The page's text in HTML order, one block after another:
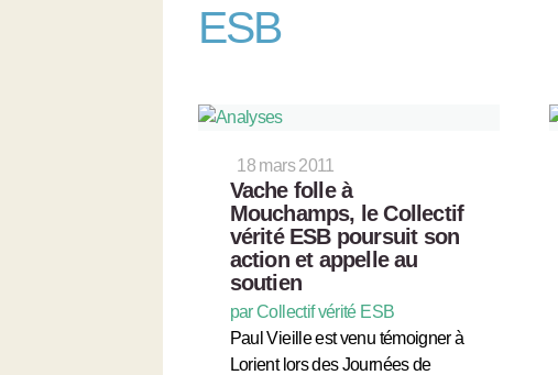
ESB
18 mars 2011
Vache folle à
Mouchamps, le Collectif
vérité ESB poursuit son
action et appelle au
soutien
par Collectif vérité ESB
Paul Vieille est venu témoigner à
Lorient lors des Journées de